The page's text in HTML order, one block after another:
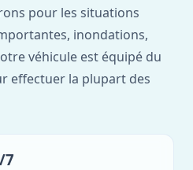
pour les situations
inondations,
véhicule est équipé du
effectuer la plupart des
7